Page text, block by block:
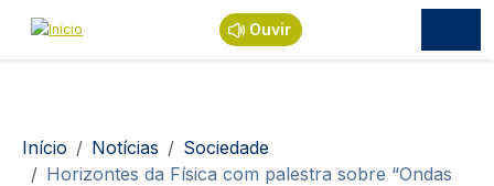
Passar para o conteúdo principal
Ouvir
Navegação estrutural
Início Notícias
Sociedade
Horizontes da Física com palestra sobre “Ondas